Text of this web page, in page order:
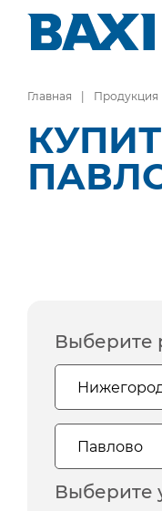
Главная Продукция
Выберите
Выберите